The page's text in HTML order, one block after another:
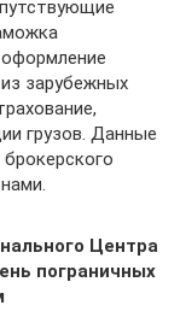
зарубежных
грузов. Данные
Центра
пограничных